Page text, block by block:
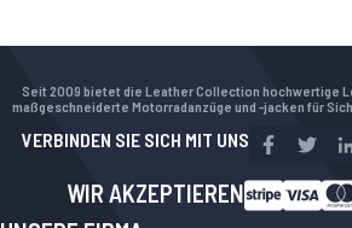
Seit 2009 bietet die Leather Collection hochwertige
maßgeschneiderte Motorradanzüge und -jacken für
VERBINDEN SIE SICH MIT UNS
WIR AKZEPTIEREN